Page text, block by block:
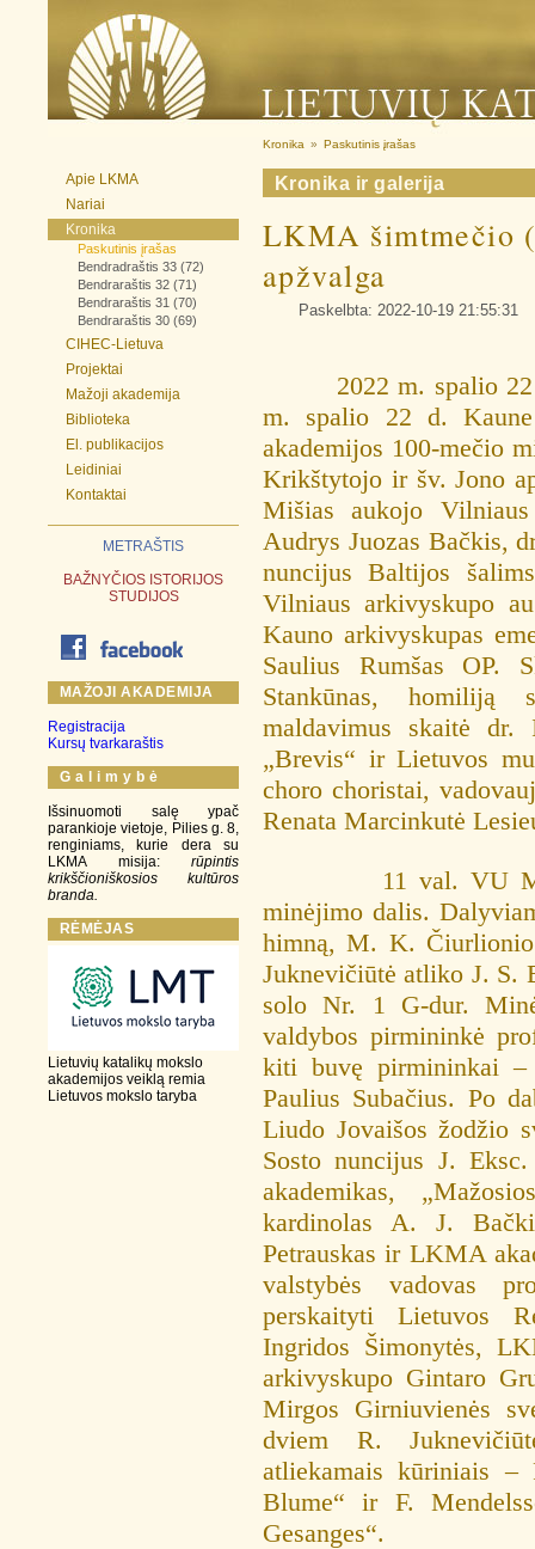
Apie LKMA
Nariai
Kronika
Paskutinis įrašas
Bendradraštis 33 (72)
Bendraraštis 32 (71)
Bendraraštis 31 (70)
Bendraraštis 30 (69)
CIHEC-Lietuva
Projektai
Mažoji akademija
Biblioteka
El. publikacijos
Leidiniai
Kontaktai
METRAŠTIS
BAŽNYČIOS ISTORIJOS
STUDIJOS
MAŽOJI AKADEMIJA
Registracija
Kursų tvarkaraštis
G a l i m y b ė
Išsinuomoti salę ypač
parankioje vietoje, Pilies g. 8,
renginiams, kurie dera su
LKMA misija: rūpintis
krikščioniškosios kultūros
branda.
RĖMĖJAS
Lietuvių katalikų mokslo
akademijos veiklą remia
Lietuvos mokslo taryba
Kronika » Paskutinis įrašas
Kronika ir galerija
LKMA šimtmečio
apžvalga
Paskelbta: 2022-10-19 21:55:31
2022 m. spalio
m. spalio 22 d.
akademijos 100-mečio
Krikštytojo ir šv. Jono
Mišias aukojo Vilniaus
Audrys Juozas Bačkis,
nuncijus Baltijos
Vilniaus arkivyskupo
Kauno arkivyskupas
Saulius Rumšas OP.
Stankūnas, homiliją
maldavimus skaitė dr.
„Brevis“ ir Lietuvos
choro choristai,
Renata Marcinkutė
11 val. VU
minėjimo dalis.
himną, M. K.
Juknevičiūtė atliko J. S.
solo Nr. 1 G-dur.
valdybos pirmininkė
kiti buvę pirmininkai
Paulius Subačius. Po
Liudo Jovaišos žodžio
Sosto nuncijus J.
akademikas,
kardinolas A. J.
Petrauskas ir LKMA
valstybės vadovas
perskaityti Lietuvos
Ingridos Šimonytės,
arkivyskupo Gintaro
Mirgos Girniuvienės
dviem R.
atliekamais kūriniais
Blume“ ir F.
Gesanges“.